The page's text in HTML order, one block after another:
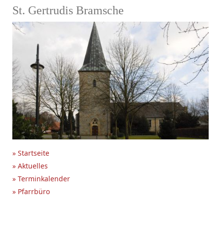
St. Gertrudis Bramsche
» Startseite
» Aktuelles
» Terminkalender
» Pfarrbüro